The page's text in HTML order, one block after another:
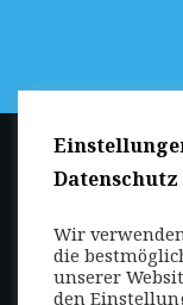
Datenschutz
Wir
die
unserer
den